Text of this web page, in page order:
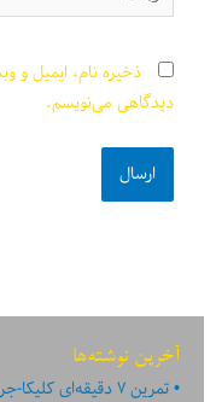
ذخیره نام، ایمیل و
دیدگاهی می‌نویسم.
آخرین نوشته‌ها
تمرین ۷ دقیقه‌ای کلیکا-جردن